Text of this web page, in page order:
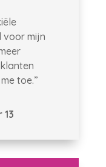
voor mijn
toe.”